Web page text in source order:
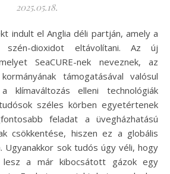
2025.05.18.
szén-dioxidot eltávolítani. Az új
SeaCURE-nek neveznek, az
támogatásával valósul
klímaváltozás elleni technológiák
széles körben egyetértenek
feladat a üvegházhatású
csökkentése, hiszen ez a globális
Ugyanakkor sok tudós úgy véli, hogy
a már kibocsátott gázok egy